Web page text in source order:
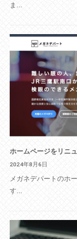
ま...
ホームページをリニ
2024年8月6日
メガネデパートのホ
す...